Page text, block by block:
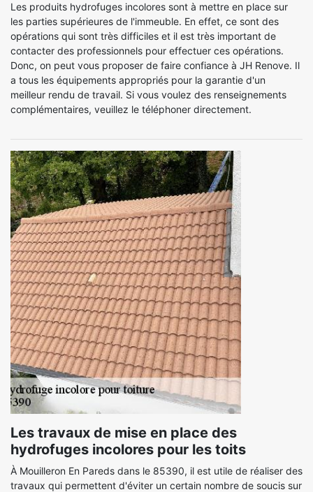
Les produits hydrofuges incolores sont à mettre en place sur
les parties supérieures de l'immeuble. En effet, ce sont des
opérations qui sont très difficiles et il est très important de
contacter des professionnels pour effectuer ces opérations.
Donc, on peut vous proposer de faire confiance à JH Renove. Il
a tous les équipements appropriés pour la garantie d'un
meilleur rendu de travail. Si vous voulez des renseignements
complémentaires, veuillez le téléphoner directement.
Les travaux de mise en place des
hydrofuges incolores pour les toits
À Mouilleron En Pareds dans le 85390, il est utile de réaliser des
travaux qui permettent d'éviter un certain nombre de soucis sur